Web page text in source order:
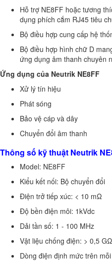
Hỗ trợ NE8FF hoặc tương
dụng phích cắm RJ45 tiêu
Bộ điều hợp cung cấp hệ
Bộ điều hợp hình chữ D
ứng dụng âm thanh chuyên
Ứng dụng của Neutrik NE8FF
Xử lý tín hiệu
Phát sóng
Bảo vệ cáp và dây
Chuyển đổi âm thanh
Thông số kỹ thuật Neutrik
Model: NE8FF
Kiểu kết nối: Bộ chuyển đổi
Điện trở tiếp xúc: < 10 mΩ
Độ bền điện môi: 1kVdc
Dải tần số: 1 - 100 MHz
Vật liệu chống điện: > 0,5 GΩ
Dòng điện định mức trên